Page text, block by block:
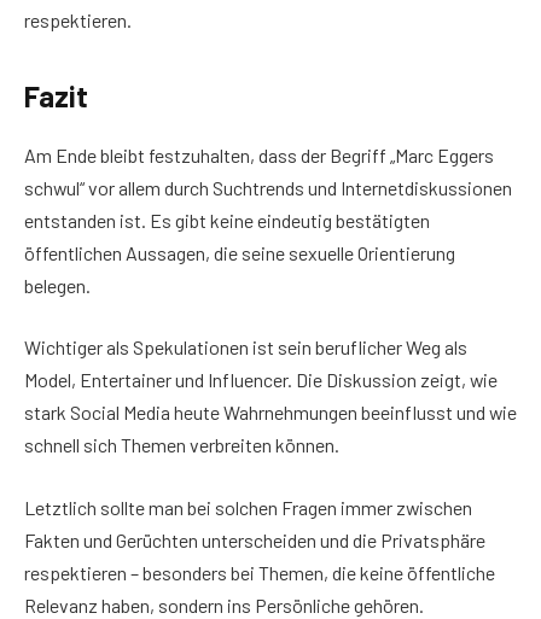
respektieren.
Fazit
Am Ende bleibt festzuhalten, dass der Begriff „Marc Eggers
schwul“ vor allem durch Suchtrends und Internetdiskussionen
entstanden ist. Es gibt keine eindeutig bestätigten
öffentlichen Aussagen, die seine sexuelle Orientierung
belegen.
Wichtiger als Spekulationen ist sein beruflicher Weg als
Model, Entertainer und Influencer. Die Diskussion zeigt, wie
stark Social Media heute Wahrnehmungen beeinflusst und wie
schnell sich Themen verbreiten können.
Letztlich sollte man bei solchen Fragen immer zwischen
Fakten und Gerüchten unterscheiden und die Privatsphäre
respektieren – besonders bei Themen, die keine öffentliche
Relevanz haben, sondern ins Persönliche gehören.